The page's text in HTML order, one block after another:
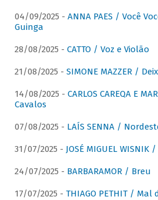
04/09/2025 - ANNA PAES / Você
Guinga
28/08/2025 - CATTO / Voz e Violão
21/08/2025 - SIMONE MAZZER /
14/08/2025 - CARLOS CAREQA E
Cavalos
07/08/2025 - LAÍS SENNA /
31/07/2025 - JOSÉ MIGUEL WISNIK
24/07/2025 - BARBARAMOR / Breu
17/07/2025 - THIAGO PETHIT / Mal